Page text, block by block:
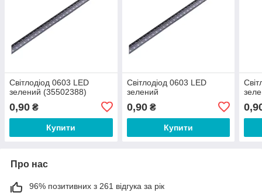
Світлодіод 0603 LED
зелений (35502388)
0,90 ₴
Купити
Світлодіод 0603 LED
зелений
0,90₴
Купити
Про нас
96% позитивних з 261 відгука за рік